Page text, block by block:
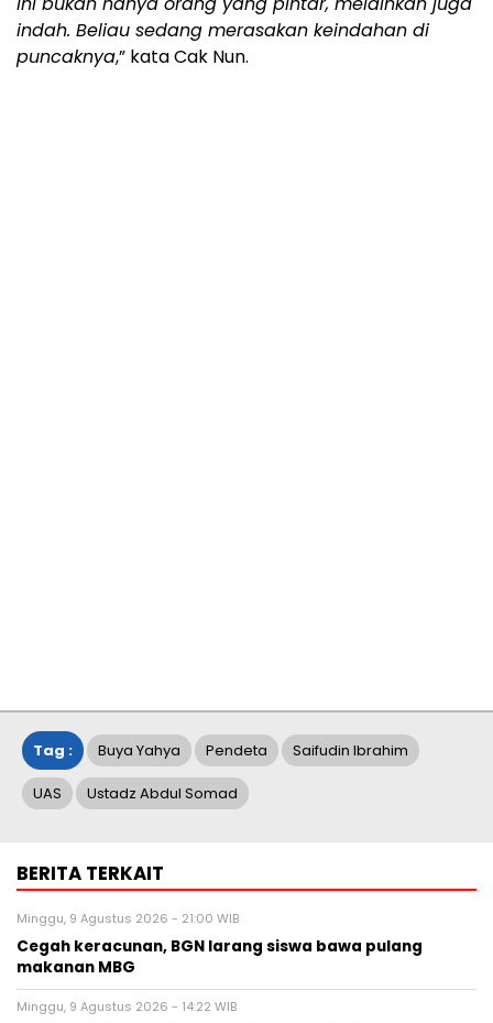
indah. Beliau sedang merasakan keindahan di
puncaknya,” kata Cak Nun.
Tag : Buya Yahya Pendeta Saifudin Ibrahim
UAS Ustadz Abdul Somad
BERITA TERKAIT
Minggu, 9 Agustus 2026 - 21:00 WIB
Cegah keracunan, BGN larang siswa bawa pulang
makanan MBG
Minggu, 9 Agustus 2026 - 14:22 WIB